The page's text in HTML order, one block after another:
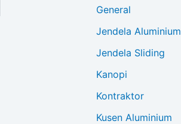
General
Jendela Aluminium
Jendela Sliding
Kanopi
Kontraktor
Kusen Aluminium